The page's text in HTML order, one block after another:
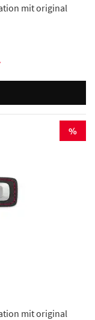
mit original
%
mit original